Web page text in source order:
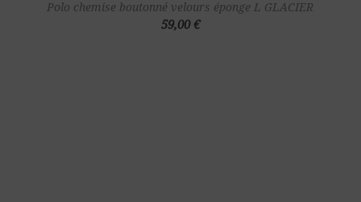
Polo chemise boutonné velours éponge L GLACIER
59,00 €